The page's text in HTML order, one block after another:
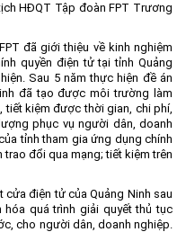
▼
HĐQT Tập đoàn FPT Trương
đã giới thiệu về kinh nghiệm
quyền điện tử tại tỉnh Quảng
Sau 5 năm thực hiện đề án
đã tạo được môi trường làm
tiết kiệm được thời gian, chi phí,
phục vụ người dân, doanh
tỉnh tham gia ứng dụng chính
trao đổi qua mạng; tiết kiệm trên
điện tử của Quảng Ninh sau
quá trình giải quyết thủ tục
cho người dân, doanh nghiệp.